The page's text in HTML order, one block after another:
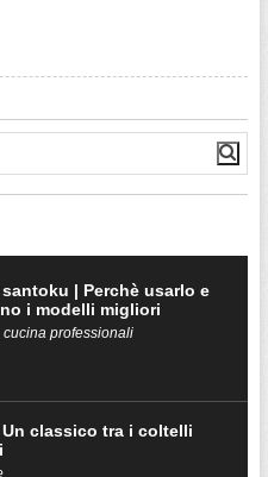
| Perchè usarlo e
i modelli migliori
professionali
classico tra i coltelli